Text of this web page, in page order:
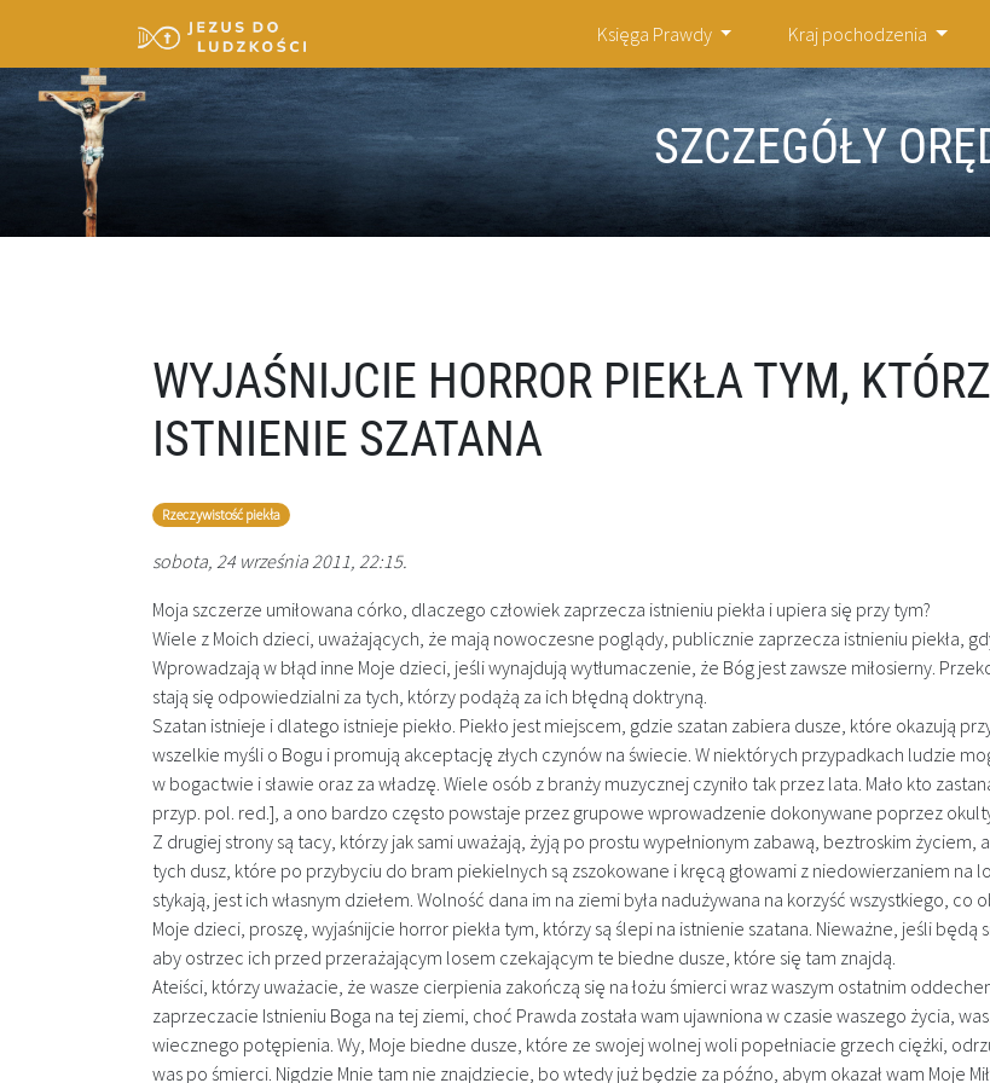
Księga Prawdy Kraj pochodzenia
SZCZEGÓŁY
WYJAŚNIJCIE HORROR PIEKŁA TYM,
ISTNIENIE SZATANA
Rzeczywistość piekła
sobota, 24 września 2011, 22:15.
Moja szczerze umiłowana córko, dlaczego człowiek zaprzecza istnieniu piekła i upiera się przy tym?
Wiele z Moich dzieci, uważających, że mają nowoczesne poglądy, publicznie zaprzecza istnieniu piekła,
Wprowadzają w błąd inne Moje dzieci, jeśli wynajdują wytłumaczenie, że Bóg jest zawsze miłosierny.
stają się odpowiedzialni za tych, którzy podążą za ich błędną doktryną.
Szatan istnieje i dlatego istnieje piekło. Piekło jest miejscem, gdzie szatan zabiera dusze, które okazują
wszelkie myśli o Bogu i promują akceptację złych czynów na świecie. W niektórych przypadkach ludzie
w bogactwie i sławie oraz za władzę. Wiele osób z branży muzycznej czyniło tak przez lata. Mało kto
przyp. pol. red.], a ono bardzo często powstaje przez grupowe wprowadzenie dokonywane poprzez
Z drugiej strony są tacy, którzy jak sami uważają, żyją po prostu wypełnionym zabawą, beztroskim
tych dusz, które po przybyciu do bram piekielnych są zszokowane i kręcą głowami z niedowierzaniem na
stykają, jest ich własnym dziełem. Wolność dana im na ziemi była nadużywana na korzyść wszystkiego, co
Moje dzieci, proszę, wyjaśnijcie horror piekła tym, którzy są ślepi na istnienie szatana. Nieważne, jeśli
aby ostrzec ich przed przerażającym losem czekającym te biedne dusze, które się tam znajdą.
Ateiści, którzy uważacie, że wasze cierpienia zakończą się na łożu śmierci wraz waszym ostatnim
zaprzeczacie Istnieniu Boga na tej ziemi, choć Prawda została wam ujawniona w czasie waszego życia,
wiecznego potępienia. Wy, Moje biedne dusze, które ze swojej wolnej woli popełniacie grzech ciężki,
was po śmierci. Nigdzie Mnie tam nie znajdziecie, bo wtedy już będzie za późno, abym okazał wam Moje